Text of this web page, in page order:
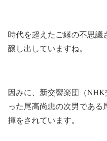
時代を超えたご縁の不思
醸し出していますね。
因みに、新交響楽団（
った尾高尚忠の次男であ
揮をされています。